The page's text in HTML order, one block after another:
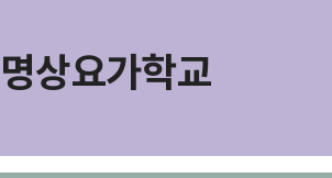
명상요가학교